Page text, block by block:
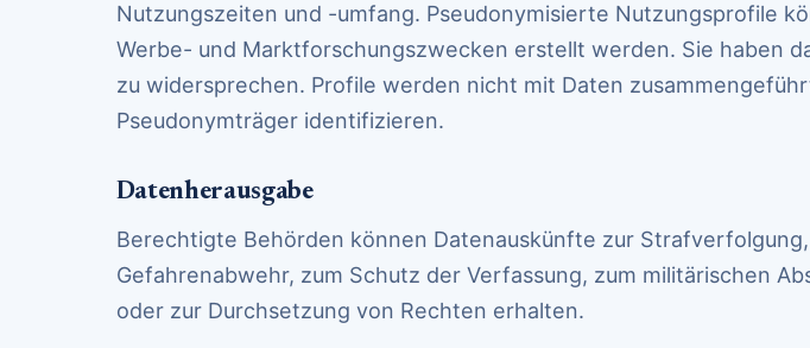
Nutzungszeiten und -umfang. Pseudonymisierte Nutzungsprofile
Werbe- und Marktforschungszwecken erstellt werden. Sie haben
zu widersprechen. Profile werden nicht mit Daten
Pseudonymträger identifizieren.
Datenherausgabe
Berechtigte Behörden können Datenauskünfte zur Strafverfolgung,
Gefahrenabwehr, zum Schutz der Verfassung, zum militärischen
oder zur Durchsetzung von Rechten erhalten.